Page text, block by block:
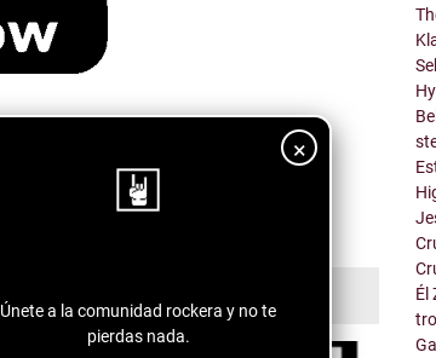
×
Únete a la comunidad rockera y no te
pierdas nada.
Él